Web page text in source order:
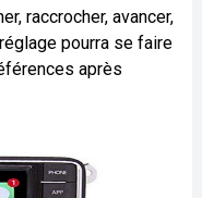
raccrocher, avancer,
pourra se faire
après